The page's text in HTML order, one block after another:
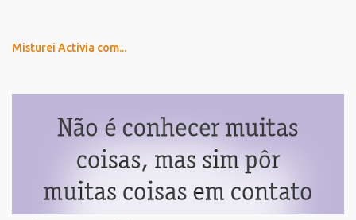
Misturei Activia com...